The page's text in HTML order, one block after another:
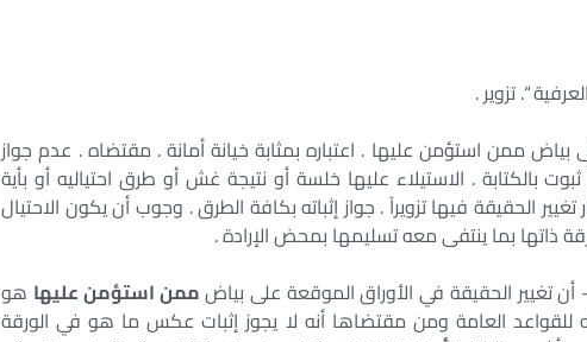
“. تزوير .
بياض ممن استؤمن عليها . اعتباره بمثابة خيانة أمانة . مقتضاه . عدم جواز
ثبوت بالكتابة . الاستيلاء عليها خلسة أو نتيجة غش أو طرق احتياليه أو بأية
الحقيقة فيها تزويراً . جواز إثباته بكافة الطرق . وجوب أن يكون الاحتيال
ذاتها بما ينتفى معه تسليمها بمحض الإرادة .
الحقيقة في الأوراق الموقعة على بياضممن استؤمن عليها هو
للقواعد العامة ومن مقتضاها أنه لا يجوز إثبات عكس ما هو في الورقة